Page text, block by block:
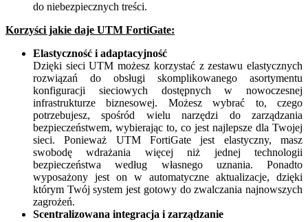
do niebezpiecznych treści.
Korzyści jakie daje UTM FortiGate:
Elastyczność i adaptacyjność
Dzięki sieci UTM możesz korzystać z zestawu elastycznych
rozwiązań do obsługi skomplikowanego asortymentu
konfiguracji sieciowych dostępnych w nowoczesnej
infrastrukturze biznesowej. Możesz wybrać to, czego
potrzebujesz, spośród wielu narzędzi do zarządzania
bezpieczeństwem, wybierając to, co jest najlepsze dla Twojej
sieci. Ponieważ UTM FortiGate jest elastyczny, masz
swobodę wdrażania więcej niż jednej technologii
bezpieczeństwa według własnego uznania. Ponadto
wyposażony jest on w automatyczne aktualizacje, dzięki
którym Twój system jest gotowy do zwalczania najnowszych
zagrożeń.
Scentralizowana integracja i zarządzanie